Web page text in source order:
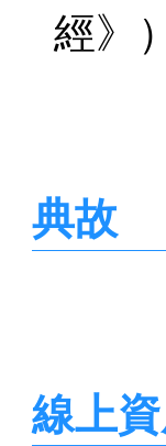
經》）
典故
線上